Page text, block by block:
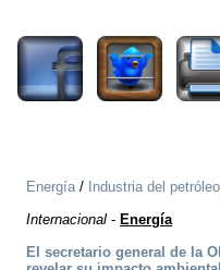
Energía/ Industria del
Internacional - Energía
El secretario general de la